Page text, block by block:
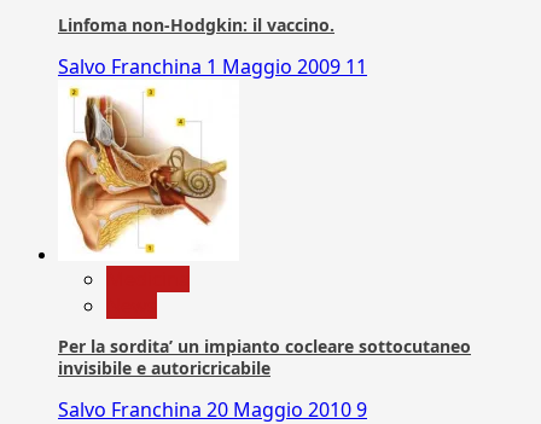
Linfoma non-Hodgkin: il vaccino.
Salvo Franchina 1 Maggio 2009 11
Per la sordita’ un impianto cocleare sottocutaneo
invisibile e autoricricabile
Salvo Franchina 20 Maggio 20109